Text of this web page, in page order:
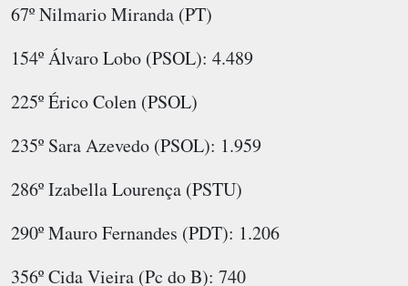
67º Nilmario Miranda (PT)
154º Álvaro Lobo (PSOL): 4.489
225º Érico Colen (PSOL)
235º Sara Azevedo (PSOL): 1.959
286º Izabella Lourença (PSTU)
290º Mauro Fernandes (PDT): 1.206
356º Cida Vieira (Pc do B): 740